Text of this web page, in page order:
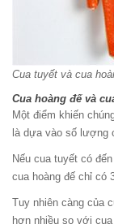
Cua tuyết và cua
Cua hoàng đế và
Một điểm khiến
là dựa vào số lượng
Nếu cua tuyết có
cua hoàng đế chỉ có
Tuy nhiên càng của
hơn nhiều so với cua